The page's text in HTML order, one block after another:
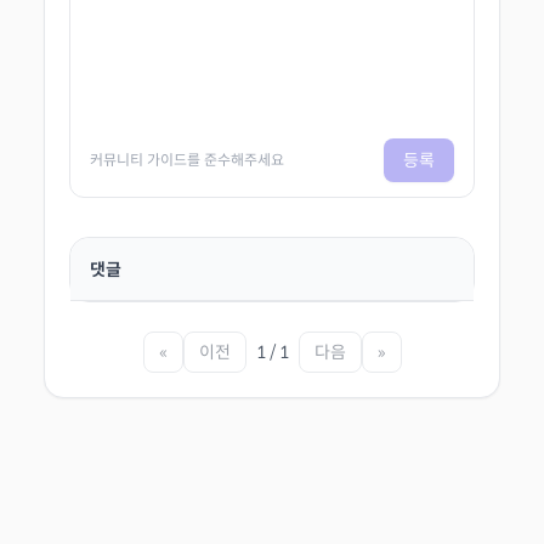
커뮤니티 가이드를 준수해주세요 등록
댓글
« 이전 1 / 1 다음 »